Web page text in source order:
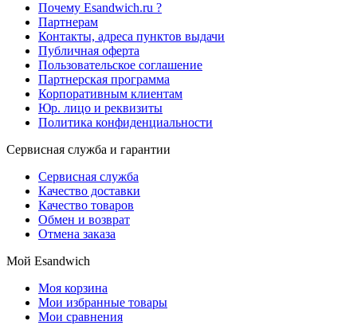
Почему Esandwich.ru ?
Партнерам
Контакты, адреса пунктов выдачи
Публичная оферта
Пользовательское соглашение
Партнерская программа
Корпоративным клиентам
Юр. лицо и реквизиты
Политика конфиденциальности
Сервисная служба и гарантии
Сервисная служба
Качество доставки
Качество товаров
Обмен и возврат
Отмена заказа
Мой Esandwich
Моя корзина
Мои избранные товары
Мои сравнения